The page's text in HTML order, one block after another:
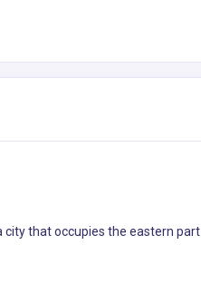
that occupies the eastern